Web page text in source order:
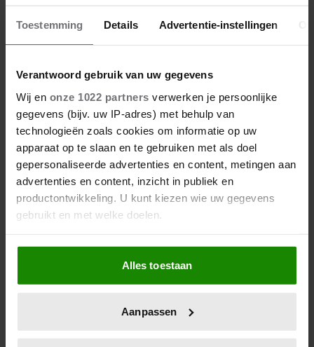
Toestemming Details Advertentie-instellingen
Verantwoord gebruik van uw gegevens
Wij en onze 1022 partners verwerken je persoonlijke
gegevens (bijv. uw IP-adres) met behulp van
technologieën zoals cookies om informatie op uw
apparaat op te slaan en te gebruiken met als doel
gepersonaliseerde advertenties en content, metingen aan
advertenties en content, inzicht in publiek en
productontwikkeling. U kunt kiezen wie uw gegevens
gebruikt en met welke doelen.
Als u het toestaat, willen we ook graag:
Informatie verzamelen over uw geografische
locatie, die tot een paar meter nauwkeurig kan zijn
scannen op specifieke eigenschappen (fingerprinting)
Alles toestaan
Aanpassen